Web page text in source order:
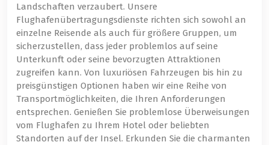
Landschaften verzaubert. Unsere
Flughafenübertragungsdienste richten sich sowohl an
einzelne Reisende als auch für größere Gruppen, um
sicherzustellen, dass jeder problemlos auf seine
Unterkunft oder seine bevorzugten Attraktionen
zugreifen kann. Von luxuriösen Fahrzeugen bis hin zu
preisgünstigen Optionen haben wir eine Reihe von
Transportmöglichkeiten, die Ihren Anforderungen
entsprechen. Genießen Sie problemlose Überweisungen
vom Flughafen zu Ihrem Hotel oder beliebten
Standorten auf der Insel. Erkunden Sie die charmanten